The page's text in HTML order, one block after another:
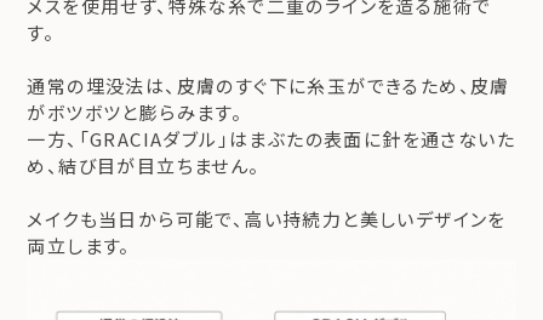
す。
通常の埋没法は、皮膚のすぐ下に糸玉ができるため、皮膚
がボツボツと膨らみます。
一方、「GRACIAダブル」はまぶたの表面に針を通さないた
め、結び目が目立ちません。
メイクも当日から可能で、高い持続力と美しいデザインを
両立します。